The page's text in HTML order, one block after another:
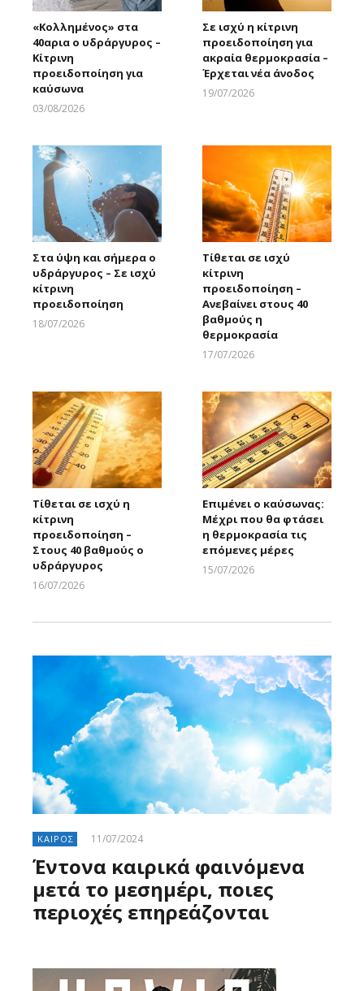
«Κολλημένος» στα
40αρια ο υδράργυρος –
Κίτρινη
προειδοποίηση για
καύσωνα
03/08/2026
Σε ισχύ η κίτρινη
προειδοποίηση για
ακραία θερμοκρασία –
Έρχεται νέα άνοδος
19/07/2026
Στα ύψη και σήμερα ο
υδράργυρος – Σε ισχύ
κίτρινη
προειδοποίηση
18/07/2026
Τίθεται σε ισχύ
κίτρινη
προειδοποίηση –
Ανεβαίνει στους 40
βαθμούς η
θερμοκρασία
17/07/2026
Τίθεται σε ισχύ η
κίτρινη
προειδοποίηση –
Στους 40 βαθμούς ο
υδράργυρος
16/07/2026
Επιμένει ο καύσωνας:
Μέχρι που θα φτάσει
η θερμοκρασία τις
επόμενες μέρες
15/07/2026
ΚΑΙΡΟΣ 11/07/2024
Έντονα καιρικά φαινόμενα
μετά το μεσημέρι, ποιες
περιοχές επηρεάζονται